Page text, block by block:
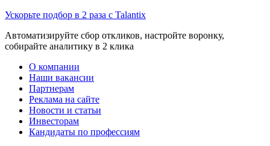
Ускорьте подбор в 2 раза с Talantix
Автоматизируйте сбор откликов, настройте воронку,
собирайте аналитику в 2 клика
О компании
Наши вакансии
Партнерам
Реклама на сайте
Новости и статьи
Инвесторам
Кандидаты по профессиям